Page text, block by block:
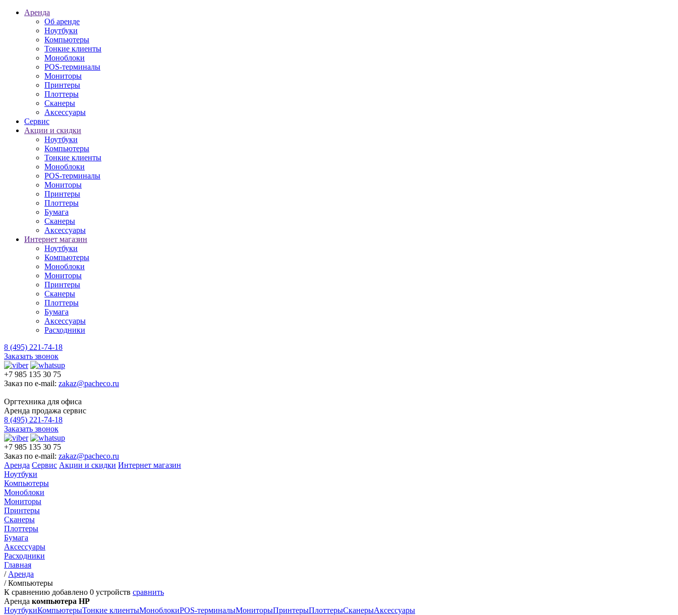
Аренда
Об аренде
Ноутбуки
Компьютеры
Тонкие клиенты
Моноблоки
POS-терминалы
Мониторы
Принтеры
Плоттеры
Сканеры
Аксессуары
Сервис
Акции и скидки
Ноутбуки
Компьютеры
Тонкие клиенты
Моноблоки
POS-терминалы
Мониторы
Принтеры
Плоттеры
Бумага
Сканеры
Аксессуары
Интернет магазин
Ноутбуки
Компьютеры
Моноблоки
Мониторы
Принтеры
Сканеры
Плоттеры
Бумага
Аксессуары
Расходники
8 (495) 221-74-18
Заказать звонок
+7 985 135 30 75
Заказ по e-mail: zakaz@pacheco.ru
Оргтехника для офиса
Аренда продажа сервис
8 (495) 221-74-18
Заказать звонок
+7 985 135 30 75
Заказ по e-mail: zakaz@pacheco.ru
Аренда Сервис Акции и скидки Интернет магазин
Ноутбуки
Компьютеры
Моноблоки
Мониторы
Принтеры
Сканеры
Плоттеры
Бумага
Аксессуары
Расходники
Главная
/ Аренда
/Компьютеры
К сравнению добавлено 0 устройств сравнить
Аренда компьютера HP
НоутбукиКомпьютерыТонкие клиентыМоноблокиPOS-терминалыМониторыПринтерыПлоттерыСканерыАксессуары